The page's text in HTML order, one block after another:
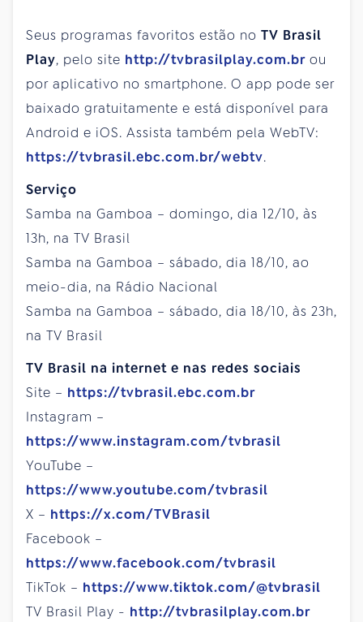
Seus programas favoritos estão no TV Brasil
Play, pelo site http://tvbrasilplay.com.br ou
por aplicativo no smartphone. O app pode ser
baixado gratuitamente e está disponível para
Android e iOS. Assista também pela WebTV:
https://tvbrasil.ebc.com.br/webtv.
Serviço
Samba na Gamboa – domingo, dia 12/10, às
13h, na TV Brasil
Samba na Gamboa – sábado, dia 18/10, ao
meio-dia, na Rádio Nacional
Samba na Gamboa – sábado, dia 18/10, às 23h,
na TV Brasil
TV Brasil na internet e nas redes sociais
Site – https://tvbrasil.ebc.com.br
Instagram –
https://www.instagram.com/tvbrasil
YouTube –
https://www.youtube.com/tvbrasil
X – https://x.com/TVBrasil
Facebook –
https://www.facebook.com/tvbrasil
TikTok – https://www.tiktok.com/@tvbrasil
TV Brasil Play - http://tvbrasilplay.com.br